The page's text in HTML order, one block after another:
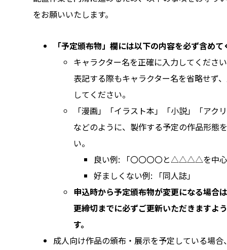
をお願いいたします。
「予定頒布物」欄には以下の内容を必ず含め
キャラクター名を正確に入力してくださ
表記する際もキャラクター名を省略せず
してください。
「漫画」「イラスト本」「小説」「アク
などのように、製作する予定の作品形態
い。
良い例: 「〇〇〇〇と△△△△を中心
好ましくない例: 「同人誌」
申込時から予定頒布物が変更になる場合
更締切までに必ずご更新いただきますよ
す。
成人向け作品の頒布・展示を予定している場